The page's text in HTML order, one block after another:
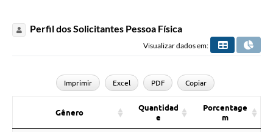
Perfil dos Solicitantes Pessoa Física
Visualizar dados em:
Imprimir Excel PDF Copiar
Gênero
Quantidad
e
Porcentage
m